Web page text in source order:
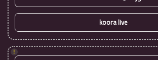
koora live
!